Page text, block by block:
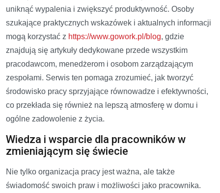
uniknąć wypalenia i zwiększyć produktywność. Osoby
szukające praktycznych wskazówek i aktualnych informacji
mogą korzystać z https://www.gowork.pl/blog, gdzie
znajdują się artykuły dedykowane przede wszystkim
pracodawcom, menedżerom i osobom zarządzającym
zespołami. Serwis ten pomaga zrozumieć, jak tworzyć
środowisko pracy sprzyjające równowadze i efektywności,
co przekłada się również na lepszą atmosferę w domu i
ogólne zadowolenie z życia.
Wiedza i wsparcie dla pracowników w
zmieniającym się świecie
Nie tylko organizacja pracy jest ważna, ale także
świadomość swoich praw i możliwości jako pracownika.